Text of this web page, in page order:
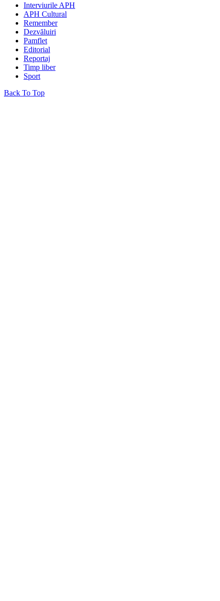
Interviurile APH
APH Cultural
Remember
Dezvăluiri
Pamflet
Editorial
Reportaj
Timp liber
Sport
Back To Top